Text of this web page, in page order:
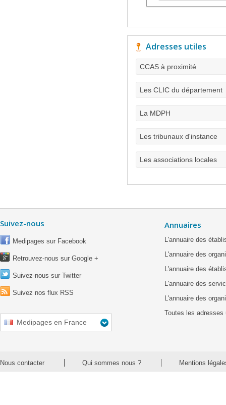
Adresses utiles
CCAS à proximité
Les CLIC du département
La MDPH
Les tribunaux d'instance
Les associations locales
Suivez-nous
Medipages sur Facebook
Retrouvez-nous sur Google +
Suivez-nous sur Twitter
Suivez nos flux RSS
Medipages en France
Annuaires
L'annuaire des
L'annuaire des
L'annuaire des
L'annuaire des
L'annuaire des
Toutes les adresses
Nous contacter Qui sommes nous ? Mentions